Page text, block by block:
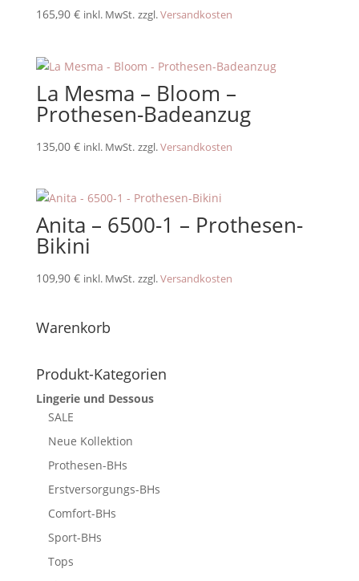
165,90 € inkl. MwSt. zzgl.Versandkosten
La Mesma – Bloom –
Prothesen-Badeanzug
135,00 € inkl. MwSt. zzgl.Versandkosten
Anita – 6500-1 – Prothesen-
Bikini
109,90 € inkl. MwSt. zzgl.Versandkosten
Warenkorb
Produkt-Kategorien
Lingerie und Dessous
SALE
Neue Kollektion
Prothesen-BHs
Erstversorgungs-BHs
Comfort-BHs
Sport-BHs
Tops